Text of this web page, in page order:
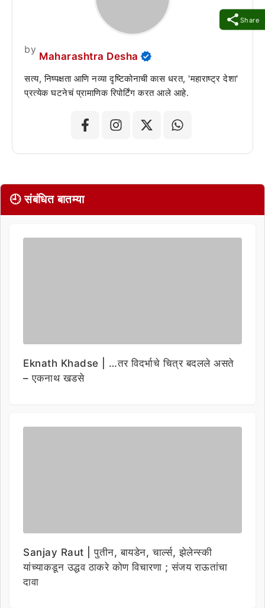
Share
by
Maharashtra Desha
सत्य, निष्पक्षता आणि नव्या दृष्टिकोनाची कास धरत, 'महाराष्ट्र देशा'
प्रत्येक घटनेचं प्रामाणिक रिपोर्टिंग करत आले आहे.
🕘 संबंधित बातम्या
Eknath Khadse | …तर विदर्भाचे चित्र बदलले असते
– एकनाथ खडसे
Sanjay Raut | पुतीन, बायडेन, चार्ल्स, झेलेन्स्की
यांच्याकडून उद्धव ठाकरे कोण विचारणा ; संजय राऊतांचा
दावा